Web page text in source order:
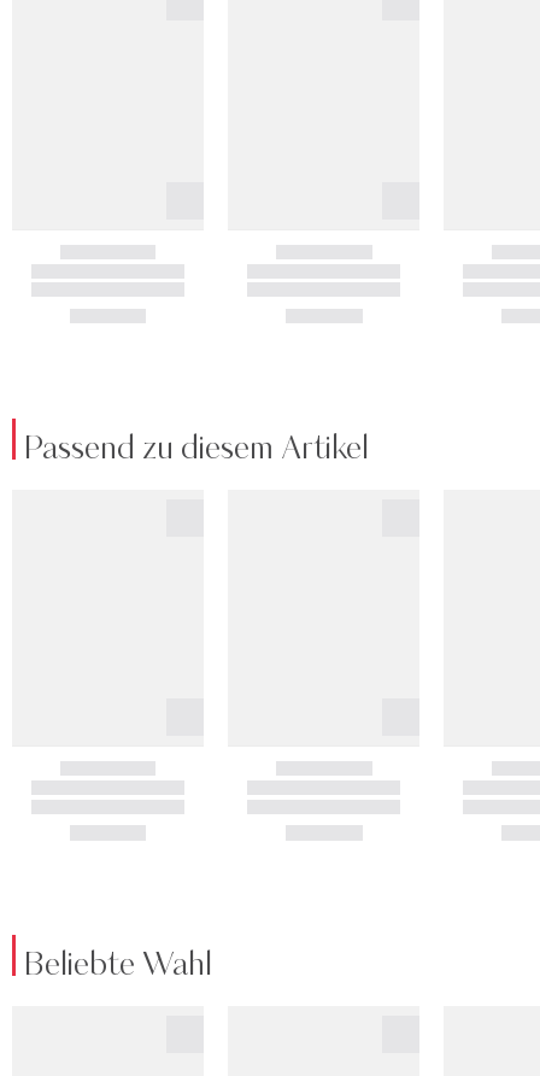
Passend zu diesem Artikel
Beliebte Wahl